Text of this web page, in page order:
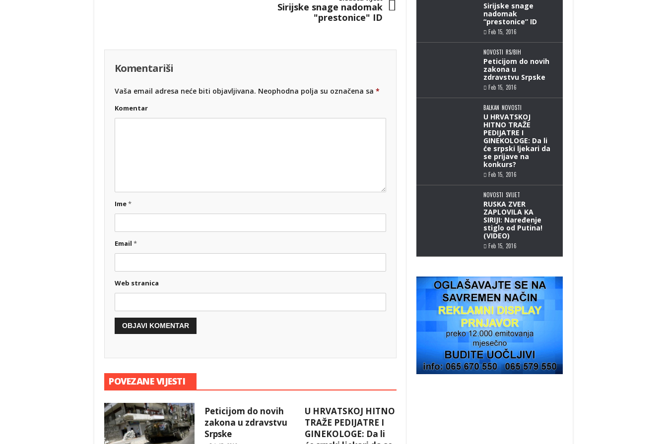
Sirijske snage nadomak
"prestonice" ID
Komentariši
Vaša email adresa neće biti objavljivana. Neophodna polja su označena sa *
Komentar
Ime*
Email *
Web stranica
POVEZANE VIJESTI
Peticijom do novih
zakona u zdravstvu
Srpske
U HRVATSKOJ HITNO
TRAŽE PEDIJATRE I
GINEKOLOGE: Da li
Sirijske snage
nadomak
“prestonice” ID
Feb 15, 2016
NOVOSTI RS/BIH
Peticijom do novih
zakona u
zdravstvu Srpske
Feb 15, 2016
BALKAN NOVOSTI
U HRVATSKOJ
HITNO TRAŽE
PEDIJATRE I
GINEKOLOGE: Da li
će srpski ljekari da
se prijave na
konkurs?
Feb 15, 2016
NOVOSTI SVIJET
RUSKA ZVER
ZAPLOVILA KA
SIRIJI: Naređenje
stiglo od Putina!
(VIDEO)
Feb 15, 2016